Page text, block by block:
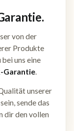
von der
Produkte
uns eine
Garantie.
unserer
sende das
dir den vollen